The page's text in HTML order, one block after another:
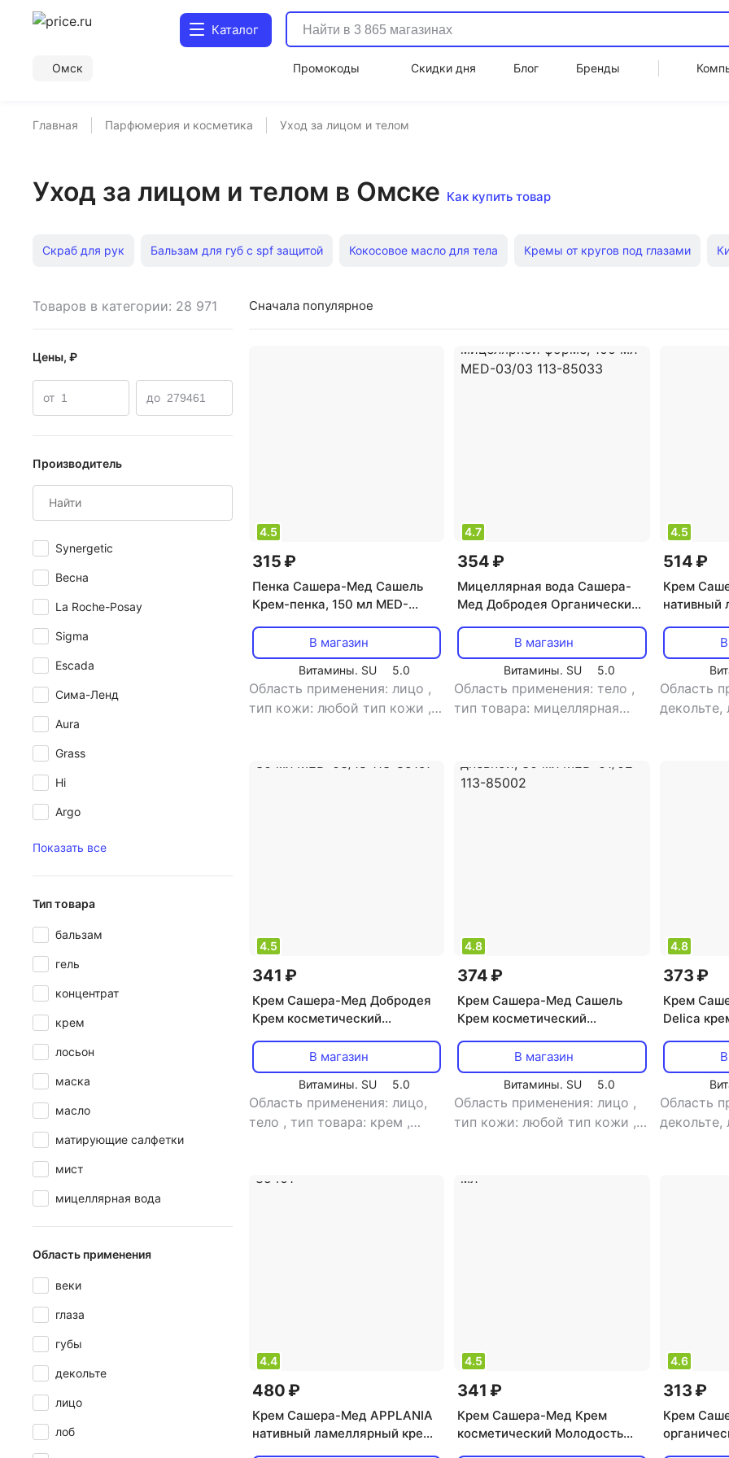
Каталог
Омск Промокоды Скидки дня Блог Бренды
Главная Парфюмерия и косметика Уход за лицом и телом
Уход за лицом и телом в Омске Как купить товар
Скраб для рук Бальзам для губ с spf защитой Кокосовое масло для тела Кремы от кругов под глазами
Кремы для лица вокруг глаз Мицеллярная вода Черный жемчуг Флюид для лица Скрабы для тела
Маска из овсянки
Товаров в категории: 28 971
Цены, ₽
от до
Производитель
Synergetic
Весна
La Roche-Posay
Sigma
Escada
Сима-Ленд
Aura
Grass
Hi
Argo
Показать все
Тип товара
бальзам
гель
концентрат
крем
лосьон
маска
масло
матирующие салфетки
мист
мицеллярная вода
Область применения
веки
глаза
губы
декольте
лицо
лоб
Сначала популярное
4.5
315 ₽
Пенка Сашера-Мед Сашель
Крем-пенка, 150 мл MED-
В магазин
Витамины. SU 5.0
Область применения: лицо ,
тип кожи: любой тип кожи ,
избавление от черных точек,
4.7
354 ₽
Мицеллярная вода Сашера-
Мед Добродея Органический
в мицелярной форме, 100 мл
MED-03/03 113-85033
В магазин
Витамины. SU 5.0
Область применения: тело ,
тип товара: мицеллярная
морщинами, увлажнение
4.5
514 ₽
Крем
нативный
Область
4.5
341 ₽
Крем Сашера-Мед Добродея
Крем косметический
мл MED-03/18 113-85197
В магазин
Витамины. SU 5.0
Область применения: лицо,
тело , тип товара: крем ,
4.8
374 ₽
Крем Сашера-Мед Сашель
Крем косметический
30 мл MED-01/02 113-85002
В магазин
Витамины. SU 5.0
Область применения: лицо ,
тип кожи: любой тип кожи ,
питание, увлажнение
4.8
373 ₽
Крем
Delica
Область
4.4
480 ₽
Крем Сашера-Мед APPLANIA
нативный ламеллярный крем
4.5
341 ₽
Крем Сашера-Мед Крем
косметический Молодость
4.6
313 ₽
Крем